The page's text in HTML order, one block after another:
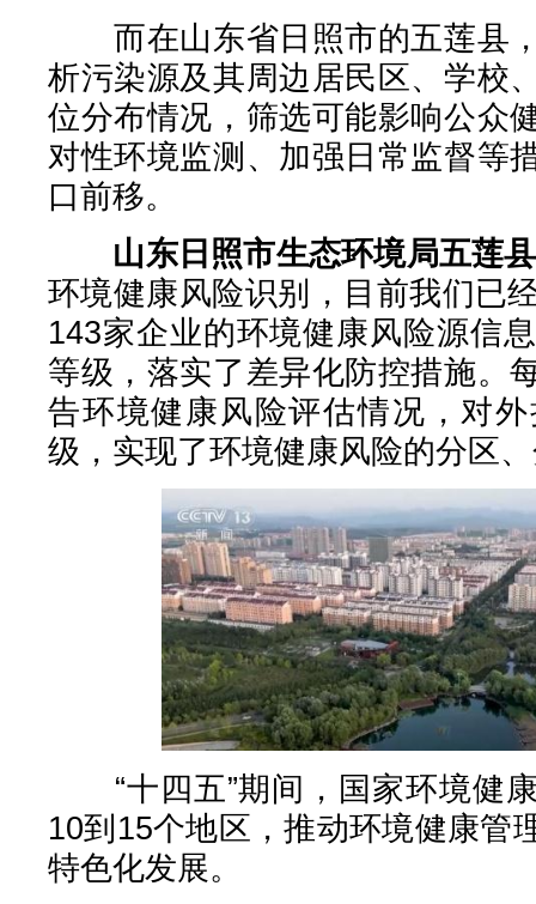
而在山东省日照市的五莲县
析污染源及其周边居民区、学校
位分布情况，筛选可能影响公众
对性环境监测、加强日常监督等
口前移。
山东日照市生态环境局五莲
环境健康风险识别，目前我们已
143家企业的环境健康风险源信
等级，落实了差异化防控措施。
告环境健康风险评估情况，对
级，实现了环境健康风险的分区
“十四五”期间，国家环境健
10到15个地区，推动环境健康管
特色化发展。